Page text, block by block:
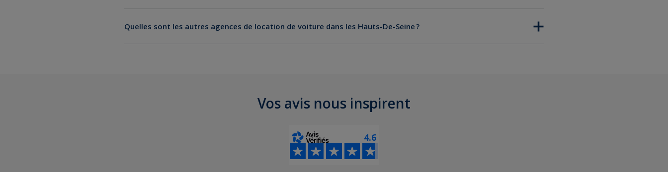
Quelles sont les autres agences de location de voiture dans les Hauts-De-Seine ?
Location de voiture à Asnières-sur-SeineVos avis nous inspirent
4.6